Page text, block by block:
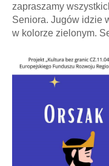
zapraszamy
Seniora. Jugów idzie
w kolorze zielonym.